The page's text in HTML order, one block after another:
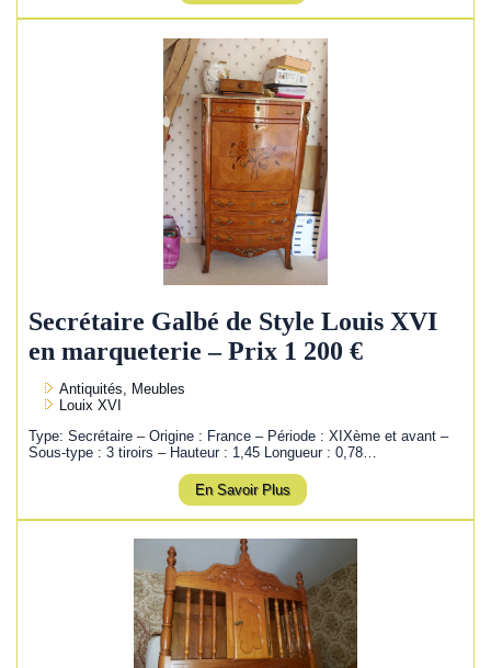
Secrétaire Galbé de Style Louis XVI
en marqueterie – Prix 1 200 €
Antiquités, Meubles
Louix XVI
Type: Secrétaire – Origine : France – Période : XIXème et avant –
Sous-type : 3 tiroirs – Hauteur : 1,45 Longueur : 0,78…
En Savoir Plus